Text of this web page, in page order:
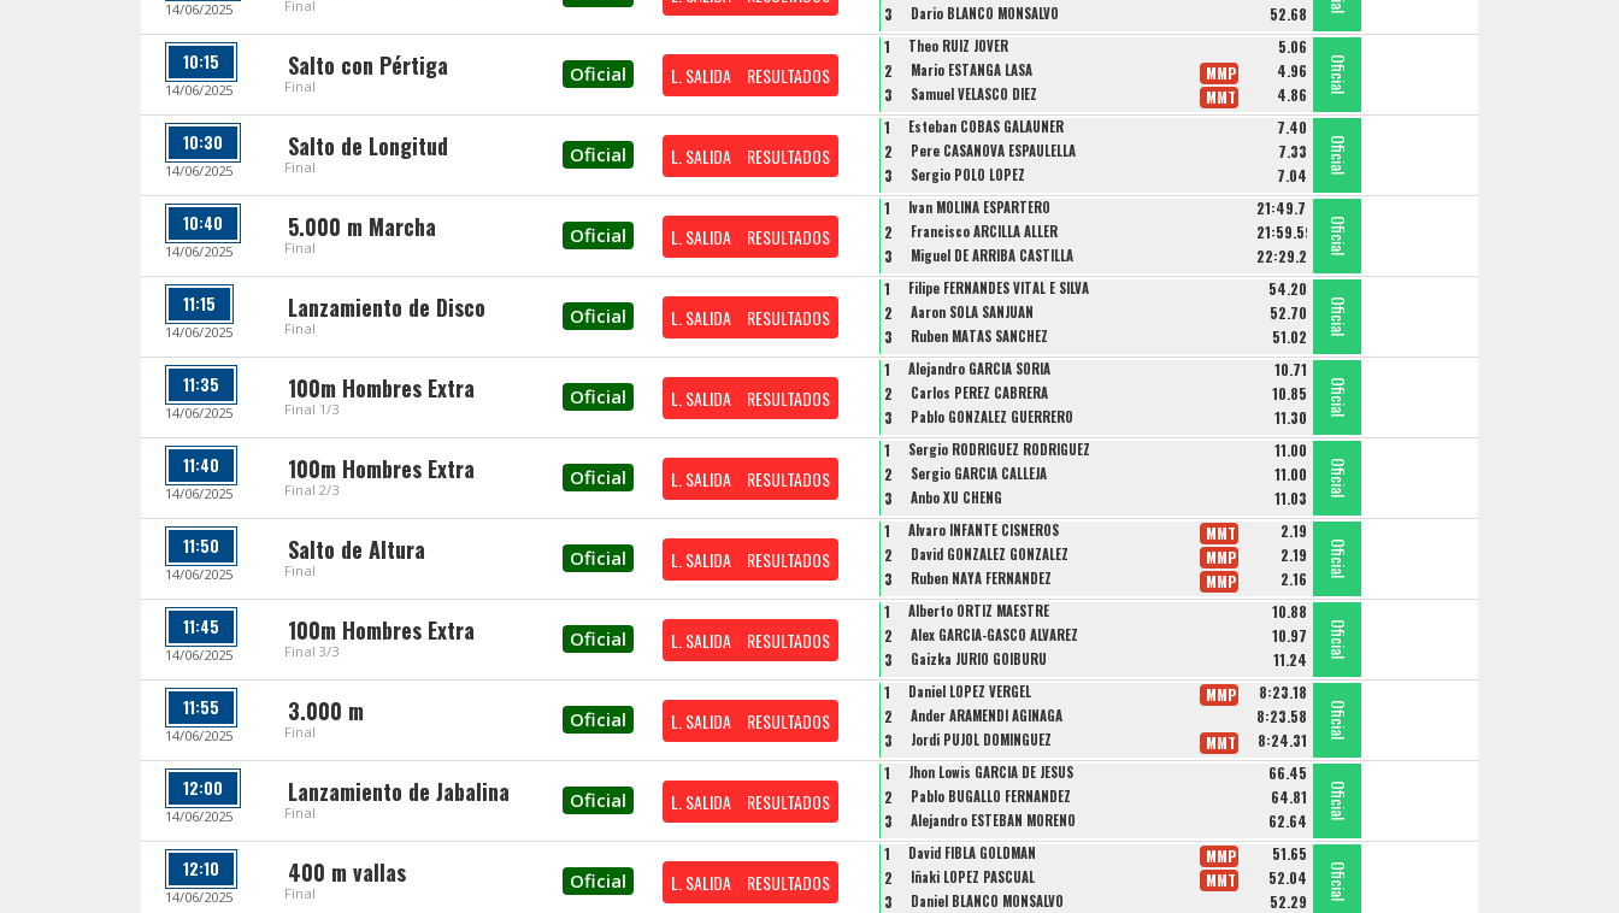
14/06/2025 Final 3 Dario BLANCO MONSALVO 52.68
10:15
14/06/2025
Salto con Pértiga
Final
Oficial L. SALIDA RESULTADOS
1 Theo RUIZ JOVER 5.06
Oficial
2 Mario ESTANGA LASA 4.96
MMP Oficial
3 Samuel VELASCO DIEZ 4.86
MMT
Oficial
10:30
14/06/2025
Salto de Longitud
Final
Oficial L. SALIDA RESULTADOS
1 Esteban COBAS GALAUNER 7.40
Oficial
2 Pere CASANOVA ESPAULELLA 7.33 Oficial
3 Sergio POLO LOPEZ 7.04
Oficial
10:40
14/06/2025
5.000 m Marcha
Final
Oficial L. SALIDA RESULTADOS
1 Ivan MOLINA ESPARTERO 21:49.70
Oficial
2 Francisco ARCILLA ALLER 21:59.59 Oficial
3 Miguel DE ARRIBA CASTILLA 22:29.20
Oficial
11:15
14/06/2025
Lanzamiento de Disco
Final
Oficial L. SALIDA RESULTADOS
1 Filipe FERNANDES VITAL E SILVA 54.20
Oficial
2 Aaron SOLA SANJUAN 52.70 Oficial
3 Ruben MATAS SANCHEZ 51.02
Oficial
11:35
14/06/2025
100m Hombres Extra
Final 1/3
Oficial L. SALIDA RESULTADOS
1 Alejandro GARCIA SORIA 10.71
Oficial
2 Carlos PEREZ CABRERA 10.85 Oficial
3 Pablo GONZALEZ GUERRERO 11.30
Oficial
11:40
14/06/2025
100m Hombres Extra
Final 2/3
Oficial L. SALIDA RESULTADOS
1 Sergio RODRIGUEZ RODRIGUEZ 11.00
Oficial
2 Sergio GARCIA CALLEJA 11.00 Oficial
3 Anbo XU CHENG 11.03
Oficial
11:50
14/06/2025
Salto de Altura
Final
Oficial L. SALIDA RESULTADOS
1 Alvaro INFANTE CISNEROS 2.19
MMT
Oficial
2 David GONZALEZ GONZALEZ 2.19
MMP Oficial
3 Ruben NAYA FERNANDEZ 2.16
MMP
Oficial
11:45
14/06/2025
100m Hombres Extra
Final 3/3
Oficial L. SALIDA RESULTADOS
1 Alberto ORTIZ MAESTRE 10.88
Oficial
2 Alex GARCIA-GASCO ALVAREZ 10.97 Oficial
3 Gaizka JURIO GOIBURU 11.24
Oficial
11:55
14/06/2025
3.000 m
Final
Oficial L. SALIDA RESULTADOS
1 Daniel LOPEZ VERGEL 8:23.18
MMP
Oficial
2 Ander ARAMENDI AGINAGA 8:23.58 Oficial
3 Jordi PUJOL DOMINGUEZ 8:24.31
MMT
Oficial
12:00
14/06/2025
Lanzamiento de Jabalina
Final
Oficial L. SALIDA RESULTADOS
1 Jhon Lowis GARCIA DE JESUS 66.45
Oficial
2 Pablo BUGALLO FERNANDEZ 64.81 Oficial
3 Alejandro ESTEBAN MORENO 62.64
Oficial
12:10
14/06/2025
400 m vallas
Final
Oficial L. SALIDA RESULTADOS
1 David FIBLA GOLDMAN 51.65
MMP
Oficial
2 Iñaki LOPEZ PASCUAL 52.04
MMT Oficial
3 Daniel BLANCO MONSALVO 52.29
Oficial